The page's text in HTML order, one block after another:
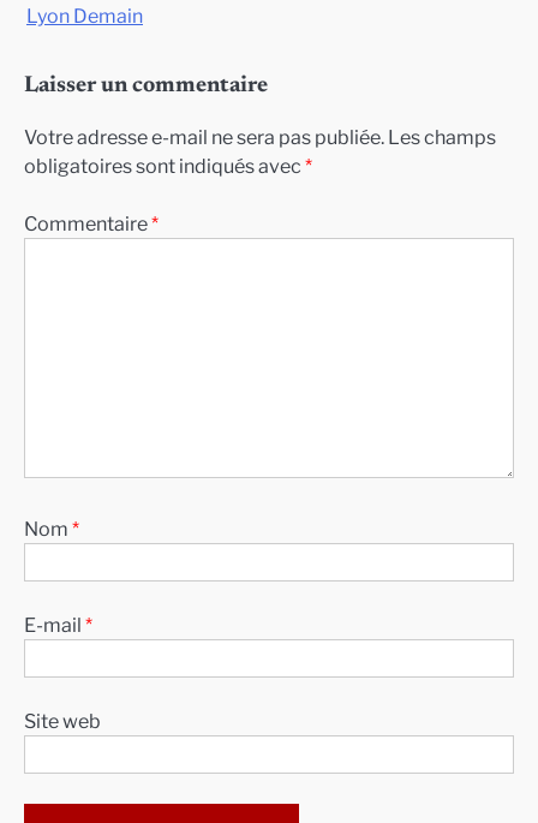
Lyon Demain
Laisser un commentaire
Votre adresse e-mail ne sera pas publiée. Les champs
obligatoires sont indiqués avec *
Commentaire*
Nom *
E-mail *
Site web